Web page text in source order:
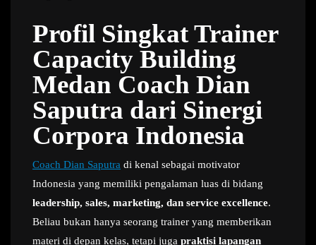
Profil Singkat Trainer
Capacity Building
Medan Coach Dian
Saputra dari Sinergi
Corpora Indonesia
Coach Dian Saputra di kenal sebagai motivator
Indonesia yang memiliki pengalaman luas di bidang
leadership, sales, marketing, dan service excellence.
Beliau bukan hanya seorang trainer yang memberikan
materi di depan kelas, tetapi juga praktisi lapangan